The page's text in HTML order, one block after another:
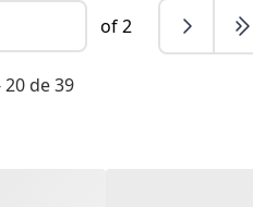
of 2
de 39